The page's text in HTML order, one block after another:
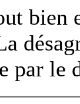
bien
par le